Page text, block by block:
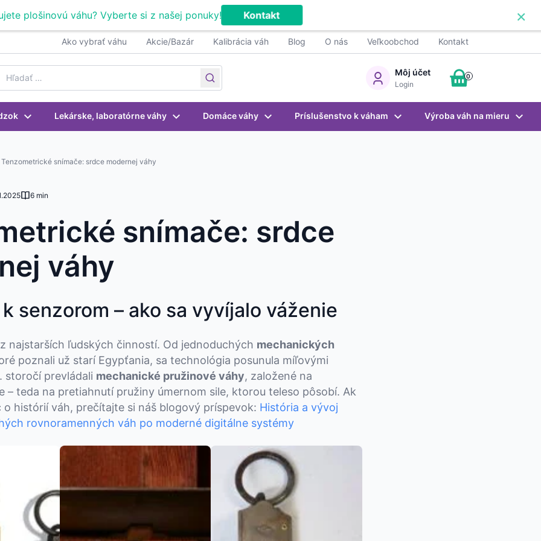
plošinovú váhu? Vyberte si z našej ponuky! Kontakt ×
Ako vybrať váhu Akcie/Bazár Kalibrácia váh Blog O nás Veľkoobchod Kontakt
Môj účet
Login
0
Lekárske, laboratórne váhy Domáce váhy Príslušenstvo k váham Výroba váh na mieru
Tenzometrické snímače: srdce modernej váhy
6 min
snímače: srdce
váhy
senzorom – ako sa vyvíjalo váženie
najstarších ľudských činností. Od jednoduchých mechanických
poznali už starí Egypťania, sa technológia posunula míľovými
storočí prevládali mechanické pružinové váhy, založené na
– teda na pretiahnutí pružiny úmernom sile, ktorou teleso pôsobí. Ak
o histórií váh, prečítajte si náš blogový príspevok: História a vývoj
rovnoramenných váh po moderné digitálne systémy